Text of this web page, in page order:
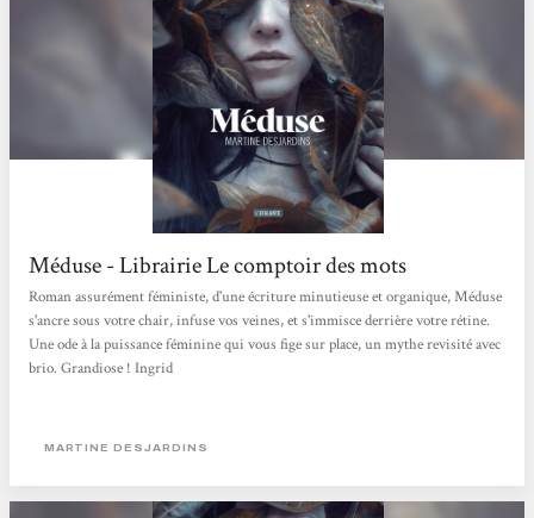
Méduse - Librairie Le comptoir des mots
Roman assurément féministe, d'une écriture minutieuse et organique, Méduse
s'ancre sous votre chair, infuse vos veines, et s'immisce derrière votre rétine.
Une ode à la puissance féminine qui vous fige sur place, un mythe revisité avec
brio. Grandiose ! Ingrid
MARTINE DESJARDINS